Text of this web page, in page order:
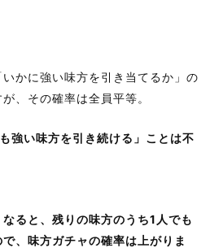
かに強い味方を引き当てるか」の
、その確率は全員平等。
も強い味方を引き続ける」ことは不
ると、残りの味方のうち1人でも
、味方ガチャの確率は上がりま